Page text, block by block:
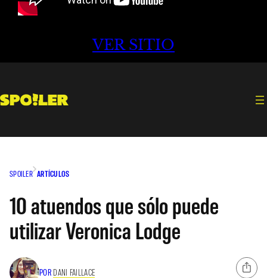
VER SITIO
SPOILER ARTÍCULOS
10 atuendos que sólo puede
utilizar Veronica Lodge
POR DANI FAILLACE